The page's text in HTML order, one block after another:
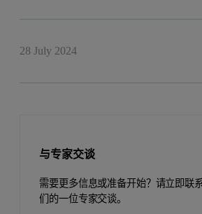
28 July 2024
与专家交谈
需要更多信息或准备开始？请立即联
们的一位专家交谈。